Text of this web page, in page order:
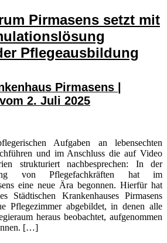
Pirmasens setzt mit
Pflegeausbildung
Pirmasens |
2. Juli 2025
Aufgaben an lebensechten
und im Anschluss die auf Video
strukturiert nachbesprechen: In der
von Pflegefachkräften hat im
eine neue Ära begonnen. Hierfür hat
Städtischen Krankenhauses Pirmasens
Pflegezimmer abgebildet, in denen alle
heraus beobachtet, aufgenommen
[…]